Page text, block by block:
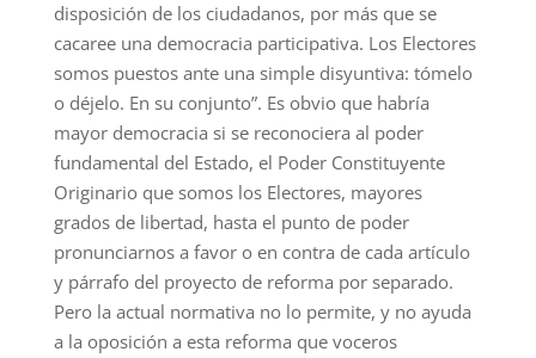
disposición de los ciudadanos, por más que se
cacaree una democracia participativa. Los Electores
somos puestos ante una simple disyuntiva: tómelo
o déjelo. En su conjunto”. Es obvio que habría
mayor democracia si se reconociera al poder
fundamental del Estado, el Poder Constituyente
Originario que somos los Electores, mayores
grados de libertad, hasta el punto de poder
pronunciarnos a favor o en contra de cada artículo
y párrafo del proyecto de reforma por separado.
Pero la actual normativa no lo permite, y no ayuda
a la oposición a esta reforma que voceros